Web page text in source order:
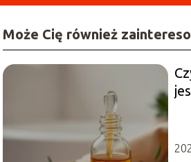
Może Cię również